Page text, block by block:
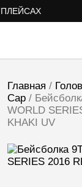
Главная /
Cap/
WORLD
KHAKI UV